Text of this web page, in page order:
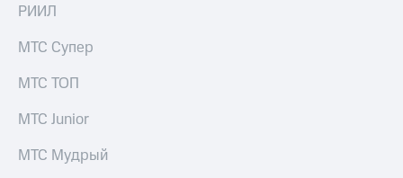
о
именных
Другое
Регистратор
РИИЛ
МТС Супер
МТС ТОП
МТС Junior
МТС Мудрый